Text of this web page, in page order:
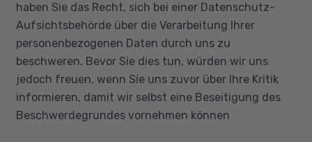
haben Sie das Recht, sich bei einer Datenschutz-
Aufsichtsbehörde über die Verarbeitung Ihrer
personenbezogenen Daten durch uns zu
beschweren. Bevor Sie dies tun, würden wir uns
jedoch freuen, wenn Sie uns zuvor über Ihre Kritik
informieren, damit wir selbst eine Beseitigung des
Beschwerdegrundes vornehmen können